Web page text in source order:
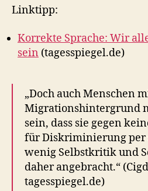
Linktipp:
Korrekte Sprache: Wir
sein (tagesspiegel.de)
„Doch auch Menschen
Migrationshintergrund
sein, dass sie gegen
für Diskriminierung per
wenig Selbstkritik und
daher angebracht.“
tagesspiegel.de)